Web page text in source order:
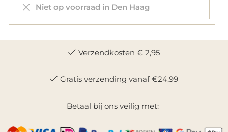
Niet op voorraad in Den Haag
Verzendkosten € 2,95
Gratis verzending vanaf €24,99
Betaal bij ons veilig met: